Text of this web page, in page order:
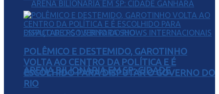
ARENA BILIONÁRIA EM SP: CIDADE
POLÊMICO E DESTEMIDO, GAROTINHO
VOLTA AO CENTRO DA POLÍTICA E É
ESCOLHIDO PARA DISPUTAR O GOVERNO DO
RIO